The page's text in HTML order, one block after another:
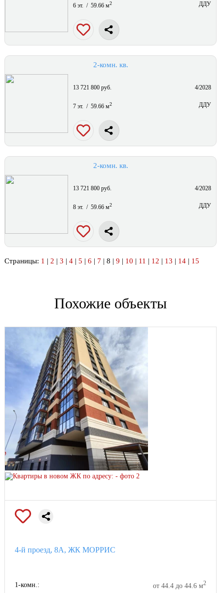
6 эт. / 59.66 м2 ДДУ
2-комн. кв.
13 721 800 руб. 4/2028
7 эт. / 59.66 м2 ДДУ
2-комн. кв.
13 721 800 руб. 4/2028
8 эт. / 59.66 м2 ДДУ
Страницы: 1 | 2 | 3 | 4| 5 | 6 | 7 | 8 | 9 | 10 | 11 | 12 | 13 | 14| 15
Похожие объекты
4-й проезд, 8А, ЖК МОРРИС
1-комн.: от 44.4 до 44.6 м2